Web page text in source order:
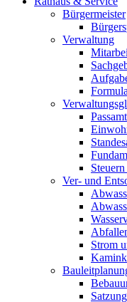
Bürgermeister
Verwaltung
Passamt
Ver- und
Strom